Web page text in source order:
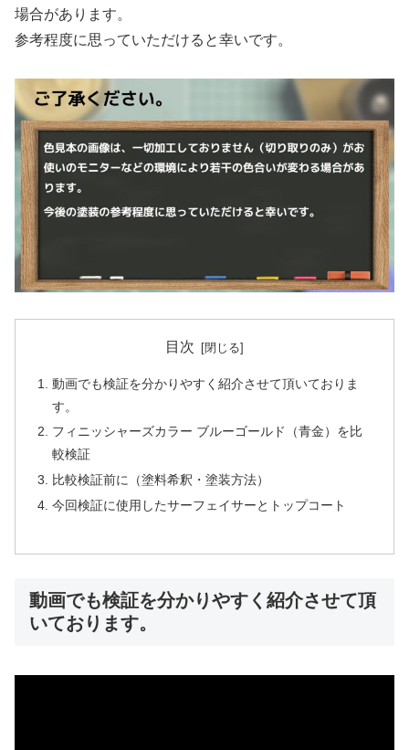
場合があります。
参考程度に思っていただけると幸いです。
目次
動画でも検証を分かりやすく紹介させて頂いておりま
す。
フィニッシャーズカラー ブルーゴールド（青金）を比
較検証
比較検証前に（塗料希釈・塗装方法）
今回検証に使用したサーフェイサーとトップコート
動画でも検証を分かりやすく紹介させて頂
いております。